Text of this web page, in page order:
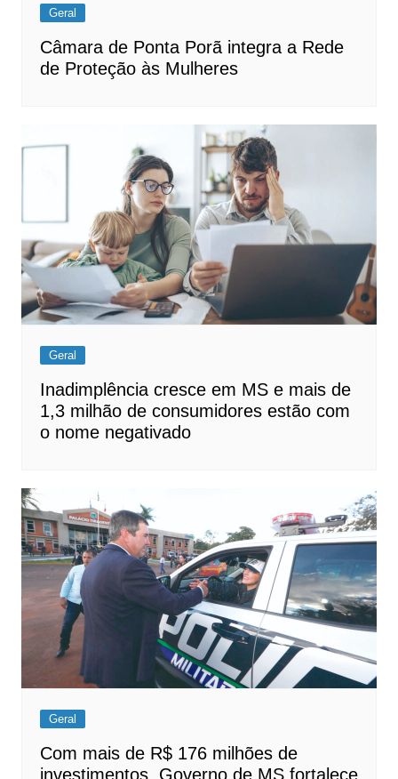
Geral
Câmara de Ponta Porã integra a Rede
de Proteção às Mulheres
Geral
Inadimplência cresce em MS e mais de
1,3 milhão de consumidores estão com
o nome negativado
Geral
Com mais de R$ 176 milhões de
investimentos, Governo de MS fortalece